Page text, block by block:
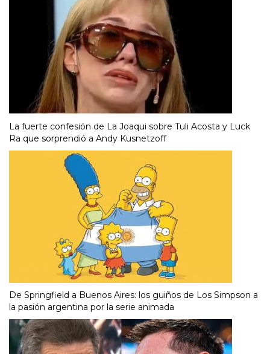
La fuerte confesión de La Joaqui sobre Tuli Acosta y Luck
Ra que sorprendió a Andy Kusnetzoff
De Springfield a Buenos Aires: los guiños de Los Simpson a
la pasión argentina por la serie animada